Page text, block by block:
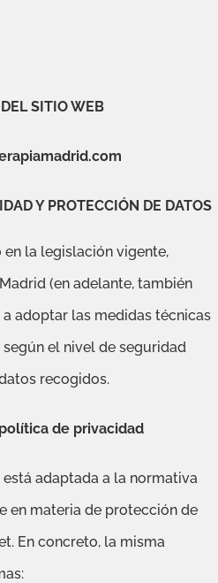
SITIO WEB
Y PROTECCIÓN DE DATOS
la legislación vigente,
(en adelante, también
adoptar las medidas técnicas
el nivel de seguridad
recogidos.
de privacidad
adaptada a la normativa
en materia de protección de
En concreto, la misma